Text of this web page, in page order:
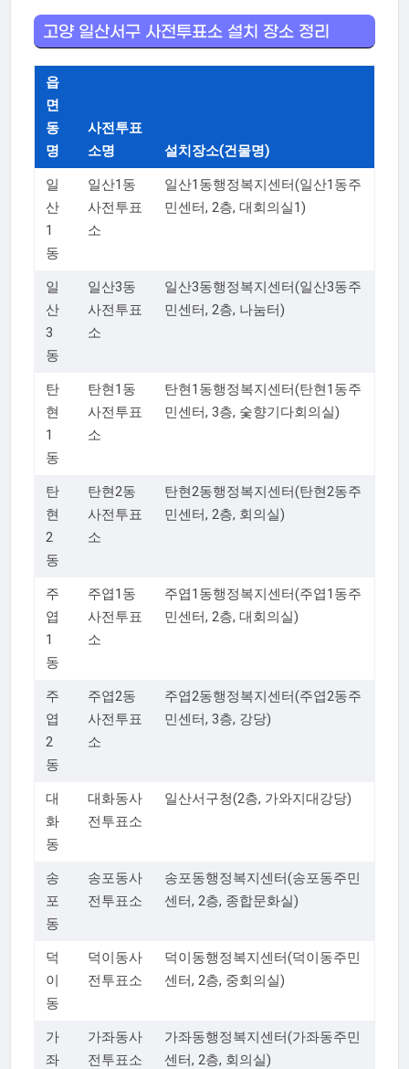
고양 일산서구 사전투표소 설치 장소 정리
읍
면
동
명
사전투표
소명
설치장소(건물명)
일
산
1
동
일산1동
사전투표
소
일산1동행정복지센터(일산1동주
민센터, 2층, 대회의실1)
일
산
3
동
일산3동
사전투표
소
일산3동행정복지센터(일산3동주
민센터, 2층, 나눔터)
탄
현
1
동
탄현1동
사전투표
소
탄현1동행정복지센터(탄현1동주
민센터, 3층, 숯향기다회의실)
탄
현
2
동
탄현2동
사전투표
소
탄현2동행정복지센터(탄현2동주
민센터, 2층, 회의실)
주
엽
1
동
주엽1동
사전투표
소
주엽1동행정복지센터(주엽1동주
민센터, 2층, 대회의실)
주
엽
2
동
주엽2동
사전투표
소
주엽2동행정복지센터(주엽2동주
민센터, 3층, 강당)
대
화
동
대화동사
전투표소
일산서구청(2층, 가와지대강당)
송
포
동
송포동사
전투표소
송포동행정복지센터(송포동주민
센터, 2층, 종합문화실)
덕
이
동
덕이동사
전투표소
덕이동행정복지센터(덕이동주민
센터, 2층, 중회의실)
가
좌
가좌동사
전투표소
가좌동행정복지센터(가좌동주민
센터, 2층, 회의실)